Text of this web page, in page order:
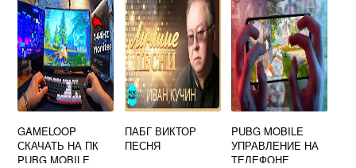
GAMELOOP
СКАЧАТЬ НА ПК
PUBG MOBILE
ПАБГ ВИКТОР
ПЕСНЯ
PUBG MOBILE
УПРАВЛЕНИЕ НА
ТЕЛЕФОНЕ